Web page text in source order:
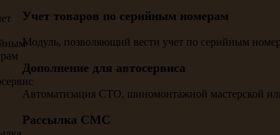
Учет товаров по серийным номерам
Модуль, позволяющий вести учет по серийным
Дополнение для автосервиса
Автоматизация СТО, шиномонтажной мастерской
Рассылка СМС